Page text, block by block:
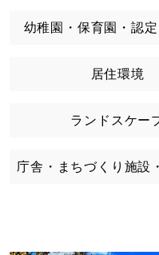
幼稚園・保育園・認
居住環境
ランドスケー
庁舎・まちづくり施設